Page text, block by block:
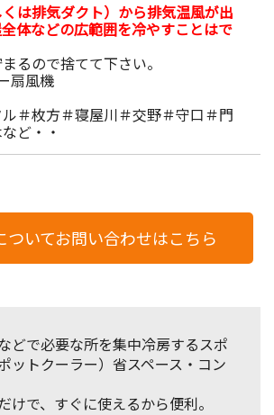
は排気ダクト）から排気温風が出
体などの広範囲を冷やすことはで
るので捨てて下さい。
扇風機
＃枚方＃寝屋川＃交野＃守口＃門
ど・・
ついてお問い合わせはこちら
どで必要な所を集中冷房するスポ
ットクーラー）省スペース・コン
けで、すぐに使えるから便利。